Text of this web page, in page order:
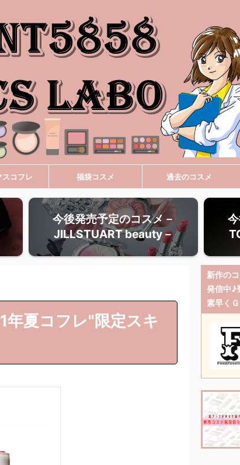
スコフレ 福袋コスメ 過去のコスメ
今後発売予定のコスメ－
JILLSTUART beauty－
夏コフレ"限定スキ
新作の
発信中♪
素早く